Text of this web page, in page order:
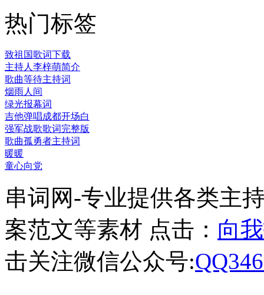
热门标签
致祖国歌词下载
主持人李梓萌简介
歌曲等待主持词
烟雨人间
绿光报幕词
吉他弹唱成都开场白
强军战歌歌词完整版
歌曲孤勇者主持词
暖暖
童心向党
串词网-专业提供各类主
案范文等素材 点击： 向
击关注微信公众号: